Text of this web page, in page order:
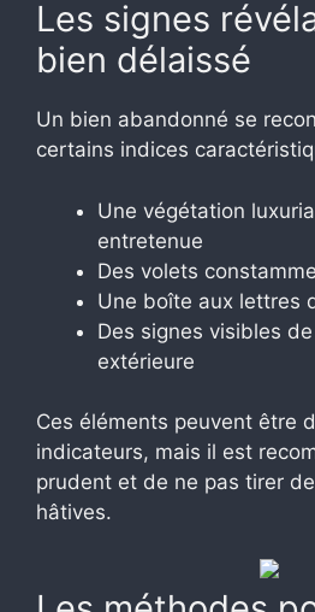
Les signes
bien délaissé
Un bien abandonné se
certains indices
Une végétation
entretenue
Des volets
Une boîte aux lettres
Des signes visibles
extérieure
Ces éléments peuvent être
indicateurs, mais il est
prudent et de ne pas tirer
hâtives.